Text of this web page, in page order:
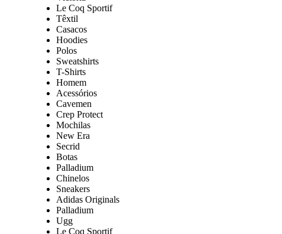
Le Coq Sportif
Têxtil
Casacos
Hoodies
Polos
Sweatshirts
T-Shirts
Homem
Acessórios
Cavemen
Crep Protect
Mochilas
New Era
Secrid
Botas
Palladium
Chinelos
Sneakers
Adidas Originals
Palladium
Ugg
Le Coq Sportif